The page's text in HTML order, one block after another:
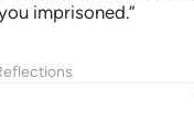
imprisoned.”